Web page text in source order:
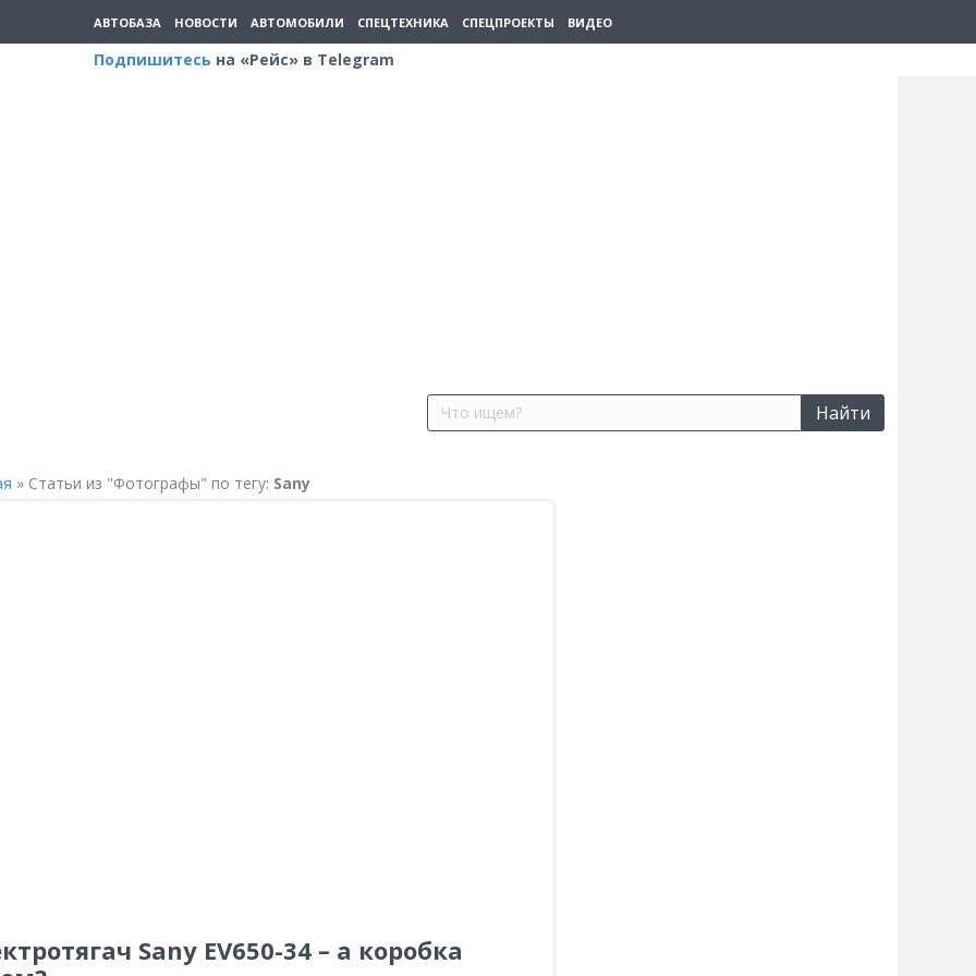
АВТОБАЗА НОВОСТИ АВТОМОБИЛИ СПЕЦТЕХНИКА СПЕЦПРОЕКТЫ ВИДЕО
Подпишитесь на «Рейс» в Telegram
Найти
» Статьи из "Фотографы" по тегу: Sany
Sany EV650-34 – а коробка